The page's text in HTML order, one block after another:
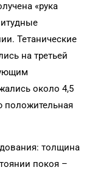
«рука
Тетанические
на третьей
около 4,5
положительная
толщина
покоя –